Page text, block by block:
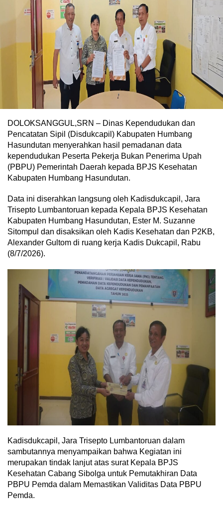
DOLOKSANGGUL,SRN – Dinas Kependudukan dan
Pencatatan Sipil (Disdukcapil) Kabupaten Humbang
Hasundutan menyerahkan hasil pemadanan data
kependudukan Peserta Pekerja Bukan Penerima Upah
(PBPU) Pemerintah Daerah kepada BPJS Kesehatan
Kabupaten Humbang Hasundutan.
Data ini diserahkan langsung oleh Kadisdukcapil, Jara
Trisepto Lumbantoruan kepada Kepala BPJS Kesehatan
Kabupaten Humbang Hasundutan, Ester M. Suzanne
Sitompul dan disaksikan oleh Kadis Kesehatan dan P2KB,
Alexander Gultom di ruang kerja Kadis Dukcapil, Rabu
(8/7/2026).
Kadisdukcapil, Jara Trisepto Lumbantoruan dalam
sambutannya menyampaikan bahwa Kegiatan ini
merupakan tindak lanjut atas surat Kepala BPJS
Kesehatan Cabang Sibolga untuk Pemutakhiran Data
PBPU Pemda dalam Memastikan Validitas Data PBPU
Pemda.